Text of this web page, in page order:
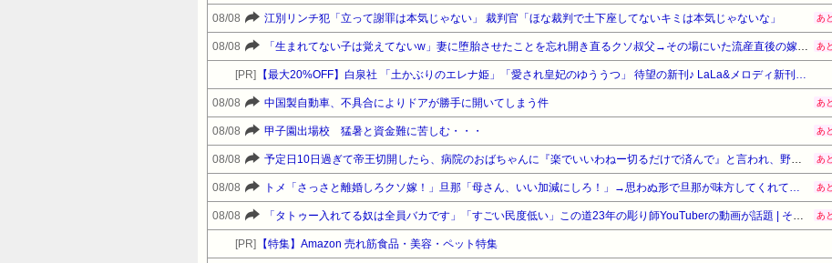
08/08 江別リンチ犯「立って謝罪は本気じゃない」 裁判官「ほな裁判で土下座してないキミは本気じゃないな」 あ
08/08 「生まれてない子は覚えてないw」妻に堕胎させたことを忘れ開き直るクソ叔父→その場にいた流産直後の嫁や子供など『10人』が泣き叫ぶ地獄絵図へ あ
[PR] 【最大20%OFF】白泉社 「土かぶりのエレナ姫」「愛され皇妃のゆううつ」 待望の新刊♪ LaLa&メロディ新刊フェア
08/08 中国製自動車、不具合によりドアが勝手に開いてしまう件 あ
08/08 甲子園出場校 猛暑と資金難に苦しむ・・・ あ
08/08 予定日10日過ぎて帝王切開したら、病院のおばちゃんに『楽でいいわねー切るだけで済んで』と言われ、野良妊婦認定までされた話 あ
08/08 トメ「さっさと離婚しろクソ嫁！」旦那「母さん、いい加減にしろ！」→思わぬ形で旦那が味方してくれて… あ
08/08 「タトゥー入れてる奴は全員バカです」「すごい民度低い」この道23年の彫り師YouTuberの動画が話題 | その民度の低いバカから金巻き上げる商売してるコイツが一番バカってことか あ
[PR] 【特集】Amazon 売れ筋食品・美容・ペット特集